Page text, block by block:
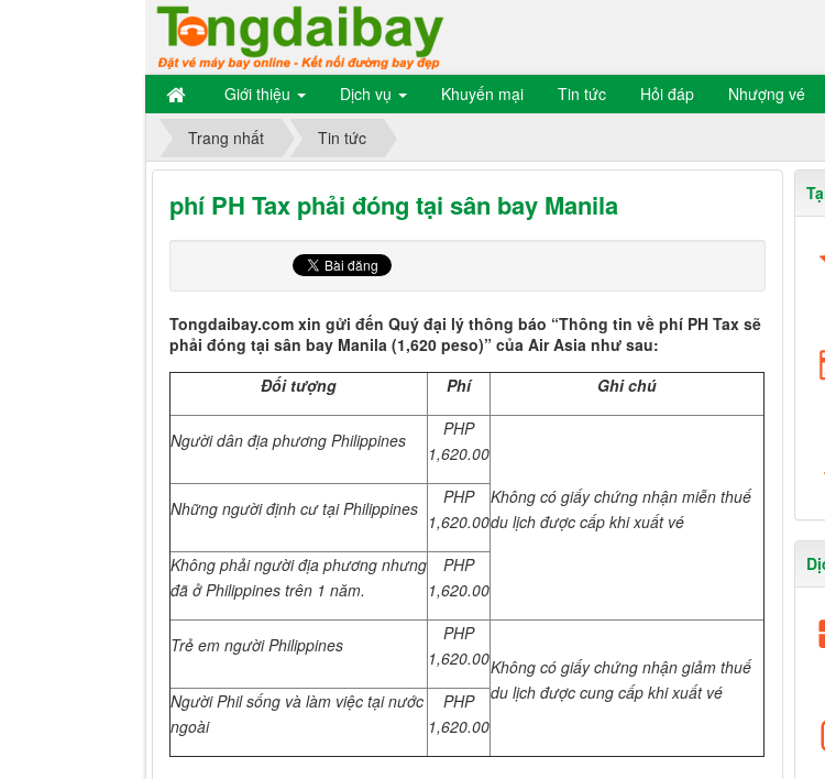
Giới thiệu Dịch vụ Khuyến mại Tin tức Hỏi đáp Nhượng vé
Trang nhất Tin tức
phí PH Tax phải đóng tại sân bay Manila
Tongdaibay.com xin gửi đến Quý đại lý thông báo “Thông tin về phí PH Tax sẽ
phải đóng tại sân bay Manila (1,620 peso)” của Air Asia như sau:
Đối tượng
Phí Ghi chú
Người dân địa phương Philippines
PHP
1,620.00
Không có giấy chứng nhận miễn thuế
du lịch được cấp khi xuất vé
Những người định cư tại Philippines
PHP
1,620.00
Không phải người địa phương nhưng
đã ở Philippines trên 1 năm.
PHP
1,620.00
Trẻ em người Philippines
PHP
1,620.00Không có giấy chứng nhận giảm thuế
du lịch được cung cấp khi xuất vé
Người Phil sống và làm việc tại nước
ngoài
PHP
1,620.00